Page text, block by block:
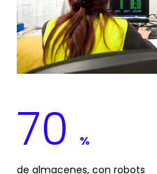
70 %
de almacenes, con robots